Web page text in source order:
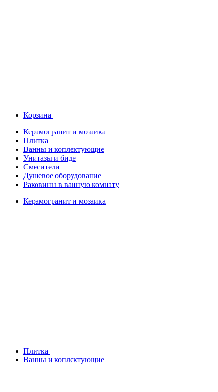
Корзина
Керамогранит и мозаика
Плитка
Ванны и коплектующие
Унитазы и биде
Смесители
Душевое оборудование
Раковины в ванную комнату
Керамогранит и мозаика
Плитка
Ванны и коплектующие